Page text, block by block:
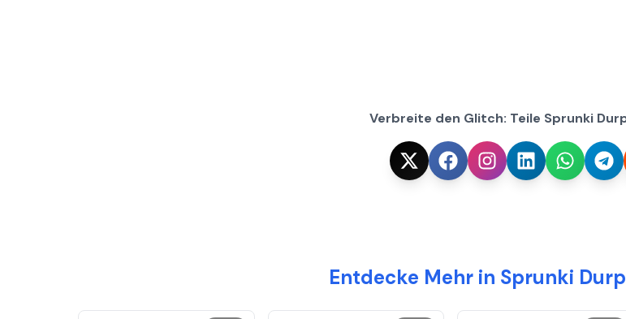
Verbreite den Glitch: Teile Sprunki
Entdecke Mehr in Sprunki